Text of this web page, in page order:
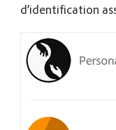
d’identification